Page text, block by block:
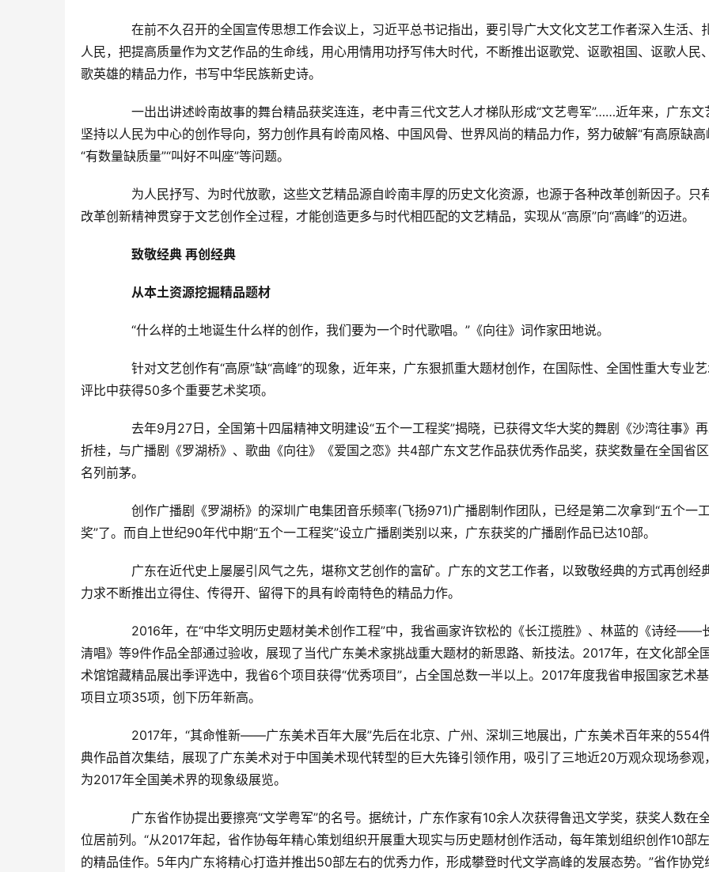
在前不久召开的全国宣传思想工作会议上，习近平总书记指出，要引导广大文化文艺工作者深入生活、
人民，把提高质量作为文艺作品的生命线，用心用情用功抒写伟大时代，不断推出讴歌党、讴歌祖国、讴歌人民
歌英雄的精品力作，书写中华民族新史诗。
一出出讲述岭南故事的舞台精品获奖连连，老中青三代文艺人才梯队形成“文艺粤军”……近年来，广东文
坚持以人民为中心的创作导向，努力创作具有岭南风格、中国风骨、世界风尚的精品力作，努力破解“有高原缺高
“有数量缺质量”“叫好不叫座”等问题。
为人民抒写、为时代放歌，这些文艺精品源自岭南丰厚的历史文化资源，也源于各种改革创新因子。只
改革创新精神贯穿于文艺创作全过程，才能创造更多与时代相匹配的文艺精品，实现从“高原”向“高峰”的迈进。
致敬经典 再创经典
从本土资源挖掘精品题材
“什么样的土地诞生什么样的创作，我们要为一个时代歌唱。”《向往》词作家田地说。
针对文艺创作有“高原”缺“高峰”的现象，近年来，广东狠抓重大题材创作，在国际性、全国性重大专业
评比中获得50多个重要艺术奖项。
去年9月27日，全国第十四届精神文明建设“五个一工程奖”揭晓，已获得文华大奖的舞剧《沙湾往事》
折桂，与广播剧《罗湖桥》、歌曲《向往》《爱国之恋》共4部广东文艺作品获优秀作品奖，获奖数量在全国省
名列前茅。
创作广播剧《罗湖桥》的深圳广电集团音乐频率(飞扬971)广播剧制作团队，已经是第二次拿到“五个一
奖”了。而自上世纪90年代中期“五个一工程奖”设立广播剧类别以来，广东获奖的广播剧作品已达10部。
广东在近代史上屡屡引风气之先，堪称文艺创作的富矿。广东的文艺工作者，以致敬经典的方式再创经典
力求不断推出立得住、传得开、留得下的具有岭南特色的精品力作。
2016年，在“中华文明历史题材美术创作工程”中，我省画家许钦松的《长江揽胜》、林蓝的《诗经——
清唱》等9件作品全部通过验收，展现了当代广东美术家挑战重大题材的新思路、新技法。2017年，在文化部全
术馆馆藏精品展出季评选中，我省6个项目获得“优秀项目”，占全国总数一半以上。2017年度我省申报国家艺术
项目立项35项，创下历年新高。
2017年，“其命惟新——广东美术百年大展”先后在北京、广州、深圳三地展出，广东美术百年来的554
典作品首次集结，展现了广东美术对于中国美术现代转型的巨大先锋引领作用，吸引了三地近20万观众现场参观
为2017年全国美术界的现象级展览。
广东省作协提出要擦亮“文学粤军”的名号。据统计，广东作家有10余人次获得鲁迅文学奖，获奖人数在
位居前列。“从2017年起，省作协每年精心策划组织开展重大现实与历史题材创作活动，每年策划组织创作10部
的精品佳作。5年内广东将精心打造并推出50部左右的优秀力作，形成攀登时代文学高峰的发展态势。”省作协党